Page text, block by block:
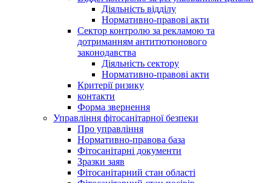
Діяльність відділу
Нормативно-правові акти
Сектор контролю за рекламою та
дотриманням антитютюнового
законодавства
Діяльність сектору
Нормативно-правові акти
Критерії ризику
контакти
Форма звернення
Управління фітосанітарної безпеки
Про управління
Нормативно-правова база
Фітосанітарні документи
Зразки заяв
Фітосанітарний стан області